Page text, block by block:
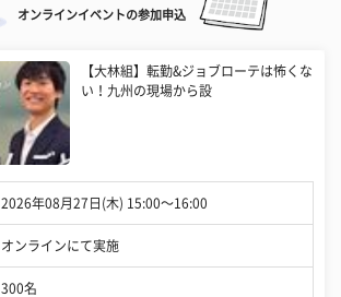
オンラインイベントの参加申込
【大林組】転勤&ジョブローテは怖くな
い！九州の現場から設
2026年08月27日(木) 15:00〜16:00
オンラインにて実施
300名